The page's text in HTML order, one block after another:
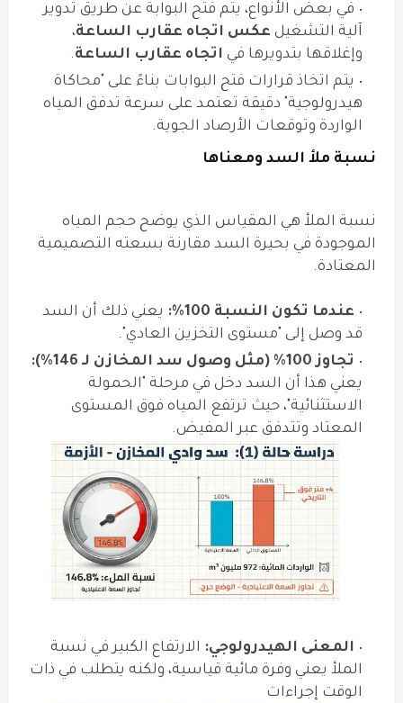
في بعض الأنواع، يتم فتح البوابة عن طريق تدوير
آلية التشغيل عكس اتجاه عقارب الساعة،
وإغلاقها بتدويرها في اتجاه عقارب الساعة.
يتم اتخاذ قرارات فتح البوابات بناءً على "محاكاة
هيدرولوجية" دقيقة تعتمد على سرعة تدفق المياه
الواردة وتوقعات الأرصاد الجوية.
نسبة ملأ السد ومعناها
نسبة الملأ هي المقياس الذي يوضح حجم المياه
الموجودة في بحيرة السد مقارنة بسعته التصميمية
المعتادة.
عندما تكون النسبة 100%:
يعني ذلك أن السد
قد وصل إلى "مستوى التخزين العادي".
تجاوز 100% (مثل وصول سد المخازن لـ 146%):
يعني هذا أن السد دخل في مرحلة "الحمولة
الاستثنائية"، حيث ترتفع المياه فوق المستوى
المعتاد وتتدفق عبر المفيض.
المعنى الهيدرولوجي: الارتفاع الكبير في نسبة
الملأ يعني وفرة مائية قياسية، ولكنه يتطلب في ذات
الوقت إجراءات